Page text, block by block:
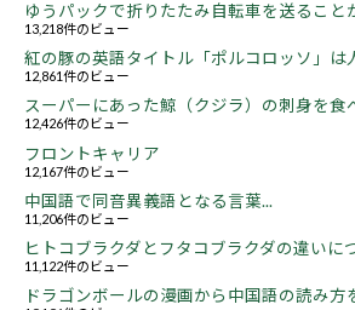
ゆうパックで折りたたみ自転車を送ること
13,218件のビュー
紅の豚の英語タイトル「ポルコロッソ」は
12,861件のビュー
スーパーにあった鯨（クジラ）の刺身を食
12,426件のビュー
フロントキャリア
12,167件のビュー
中国語で同音異義語となる言葉...
11,206件のビュー
ヒトコブラクダとフタコブラクダの違いに
11,122件のビュー
ドラゴンボールの漫画から中国語の読み方